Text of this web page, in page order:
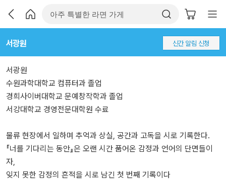
서광원 신간 알림 신청
서광원
수원과학대학교 컴퓨터과 졸업
경희사이버대학교 문예창작학과 졸업
서강대학교 경영전문대학원 수료
물류 현장에서 일하며 추억과 상실, 공간과 고독을 시로 기록한다.
『너를 기다리는 동안』은 오랜 시간 품어온 감정과 언어의 단면들이
자,
잊지 못한 감정의 흔적을 시로 남긴 첫 번째 기록이다